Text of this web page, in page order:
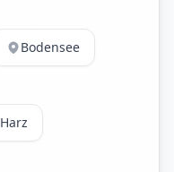
Bodensee
Harz